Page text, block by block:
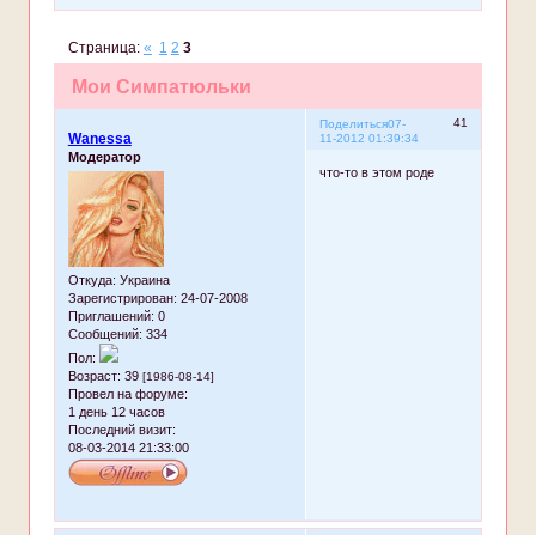
Мои Симпатюльки
Страница: « 1 2 3
Поделиться 41
07-
11-2012 01:39:34
Wanessa
Модератор
Откуда: Украина
Зарегистрирован: 24-07-2008
Приглашений: 0
Сообщений: 334
Пол:
Возраст: 39 [1986-08-14]
Провел на форуме:
1 день 12 часов
Последний визит:
08-03-2014 21:33:00
что-то в этом роде